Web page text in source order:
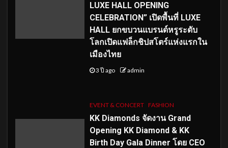
LUXE HALL OPENING
CELEBRATION” เปิดพื้นที่ LUXE
HALL ยกขบวนแบรนด์หรูระดับ
โลกเปิดแฟล็กชิปสโตร์แห่งแรกใน
เมืองไทย
3 ปี ago admin
EVENT & CONCERT FASHION
KK Diamonds จัดงาน Grand
Opening KK Diamond & KK
Birth Day Gala Dinner โดย CEO